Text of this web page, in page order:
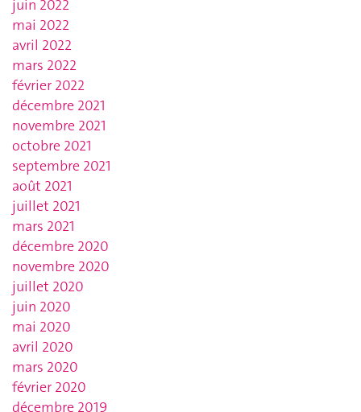
juin 2022
mai 2022
avril 2022
mars 2022
février 2022
décembre 2021
novembre 2021
octobre 2021
septembre 2021
août 2021
juillet 2021
mars 2021
décembre 2020
novembre 2020
juillet 2020
juin 2020
mai 2020
avril 2020
mars 2020
février 2020
décembre 2019